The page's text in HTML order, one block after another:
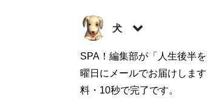
犬
フィリピンのカジノで1万円
産をかけてカジノに乗り込
つつ、総額500万円にもなる
SPA！編集部が「人生後半
曜日にメールでお届けしま
料・10秒で完了です。